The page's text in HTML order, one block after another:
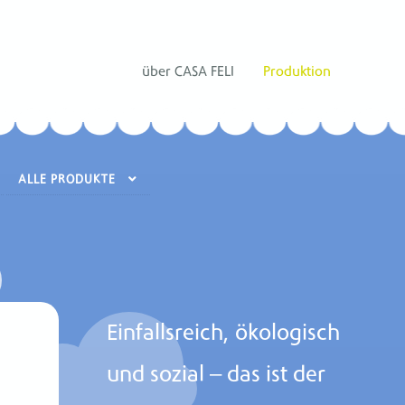
über CASA FELI Produktion
ALLE PRODUKTE
Einfallsreich, ökologisch
und sozial – das ist der